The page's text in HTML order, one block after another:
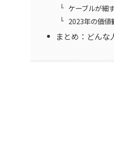
ケーブルが細
2023年の価値
まとめ：どんな